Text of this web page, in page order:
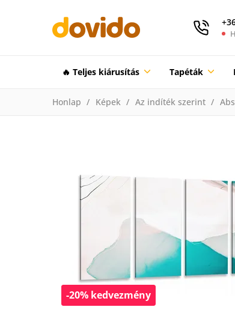
🔥 Teljes kiárusítás Tapéták
Honlap Képek Az indíték szerint
-20% kedvezmény